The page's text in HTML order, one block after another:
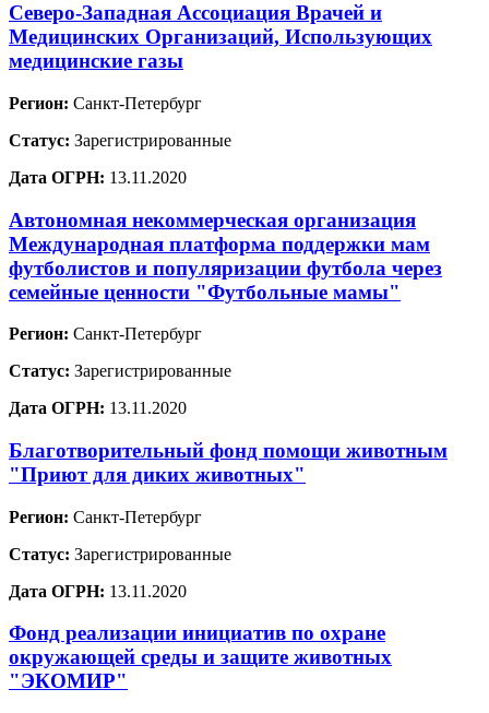
Северо-Западная Ассоциация Врачей и
Медицинских Организаций, Использующих
медицинские газы
Регион: Санкт-Петербург
Статус: Зарегистрированные
Дата ОГРН: 13.11.2020
Автономная некоммерческая организация
Международная платформа поддержки мам
футболистов и популяризации футбола через
семейные ценности "Футбольные мамы"
Регион: Санкт-Петербург
Статус: Зарегистрированные
Дата ОГРН: 13.11.2020
Благотворительный фонд помощи животным
"Приют для диких животных"
Регион: Санкт-Петербург
Статус: Зарегистрированные
Дата ОГРН: 13.11.2020
Фонд реализации инициатив по охране
окружающей среды и защите животных
"ЭКОМИР"